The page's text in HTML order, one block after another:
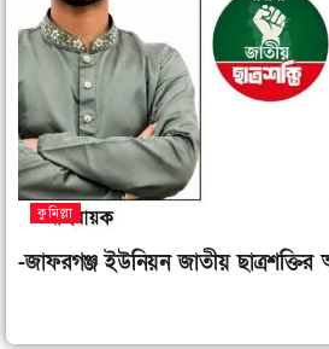
কুমিল্লা
-জাফরগঞ্জ ইউনিয়ন জাতীয়